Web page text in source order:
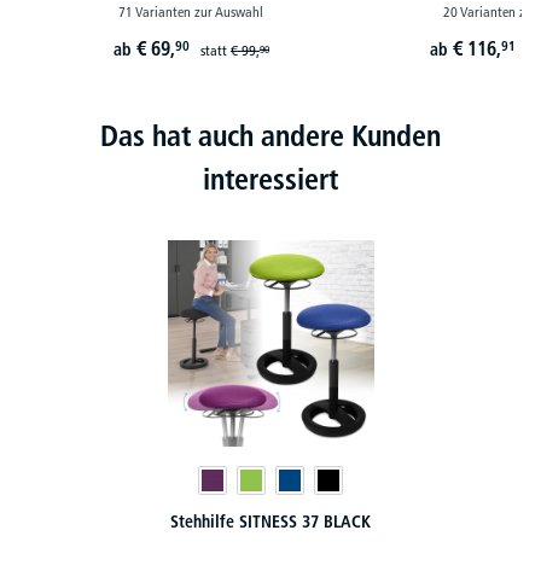
71 Varianten zur Auswahl
ab € 69,90 statt€ 99,90
20 Varianten zur
ab € 116,91
Das hat auch andere Kunden
interessiert
Stehhilfe SITNESS 37 BLACK